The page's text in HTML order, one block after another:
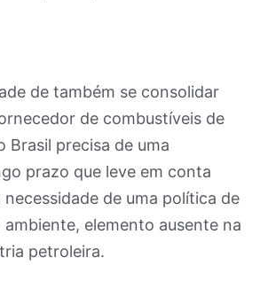
de também se consolidar
de combustíveis de
Brasil precisa de uma
prazo que leve em conta
de uma política de
elemento ausente na
petroleira.